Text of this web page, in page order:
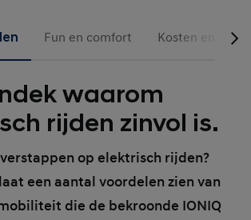
Fun en comfort Kosten en
waarom
rijden zinvol is.
op elektrisch rijden?
een aantal voordelen zien van
die de bekroonde IONIQ